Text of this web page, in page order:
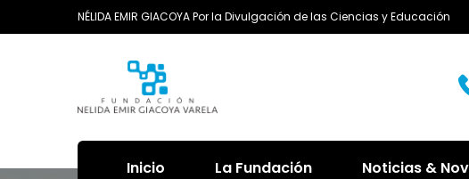
NÉLIDA EMIR GIACOYA Por la Divulgación de las Ciencias y Educación
Inicio La Fundación Noticias &